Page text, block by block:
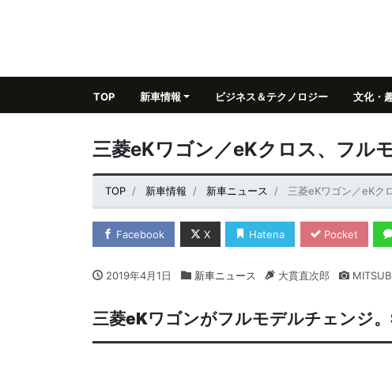
TOP 新車情報 ビジネス＆テクノロジー 文化・
三菱eKワゴン／eKクロス、フル
TOP 新車情報 新車ニュース 三菱eKワゴン／eKク
Facebook X Hatena Pocket
2019年4月1日 新車ニュース 大貫直次郎
三菱eKワゴンがフルモデルチェンジ。